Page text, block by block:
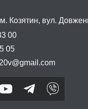
Козятин, вул.
00
05